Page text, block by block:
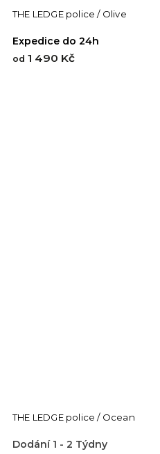
THE LEDGE police / Olive
Expedice do 24h
od 1 490 Kč
THE LEDGE police / Ocean
Dodání 1 - 2 Týdny